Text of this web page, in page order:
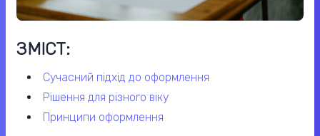
ЗМІСТ:
сучасний підхід до оформлення
рішення для різного віку
принципи оформлення